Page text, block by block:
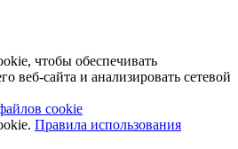
чтобы обеспечивать
веб-сайта и анализировать сетевой
cookie
Правила использования